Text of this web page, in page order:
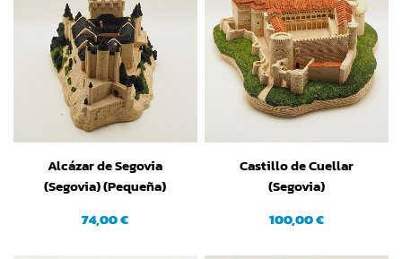
Alcázar de Segovia
(Segovia) (Pequeña)
74,00 €
Castillo de Cuellar
(Segovia)
100,00 €